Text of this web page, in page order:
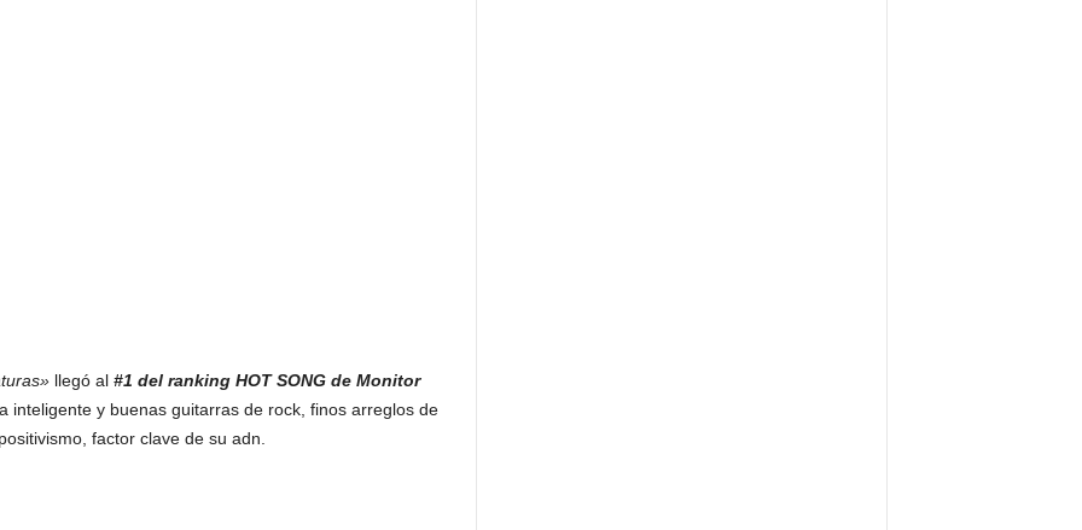
llegó al #1 del ranking HOT SONG de Monitor
inteligente y buenas guitarras de rock, finos arreglos de
factor clave de su adn.